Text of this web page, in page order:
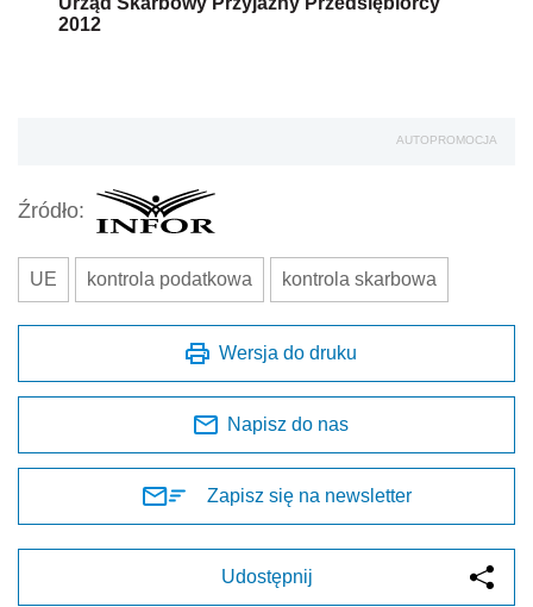
2012
AUTOPROMOCJA
Źródło:
UE kontrola podatkowa kontrola skarbowa
Wersja do druku
Napisz do nas
Zapisz się na newsletter
Udostępnij